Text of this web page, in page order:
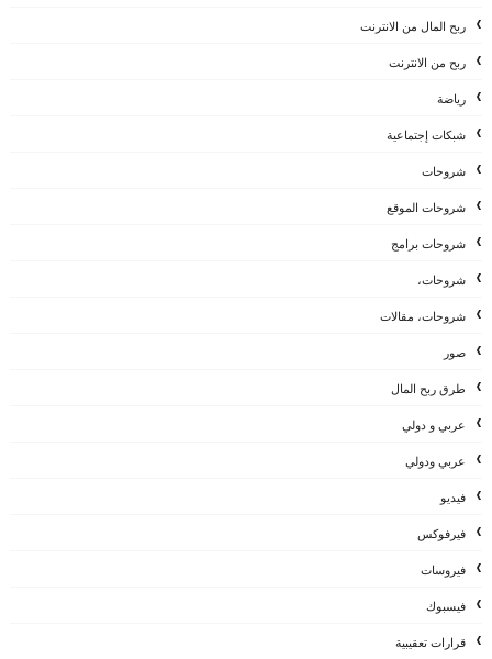
ربح المال من الانترنت
ربح من الانترنت
رياضة
شبكات إجتماعية
شروحات
شروحات الموقع
شروحات برامج
شروحات،
شروحات، مقالات
صور
طرق ربح المال
عربي و دولي
عربي ودولي
فيديو
فيرفوكس
فيروسات
فيسبوك
قرارات تعقيبية